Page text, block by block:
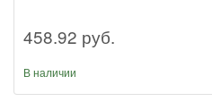
458.92 руб.
В наличии